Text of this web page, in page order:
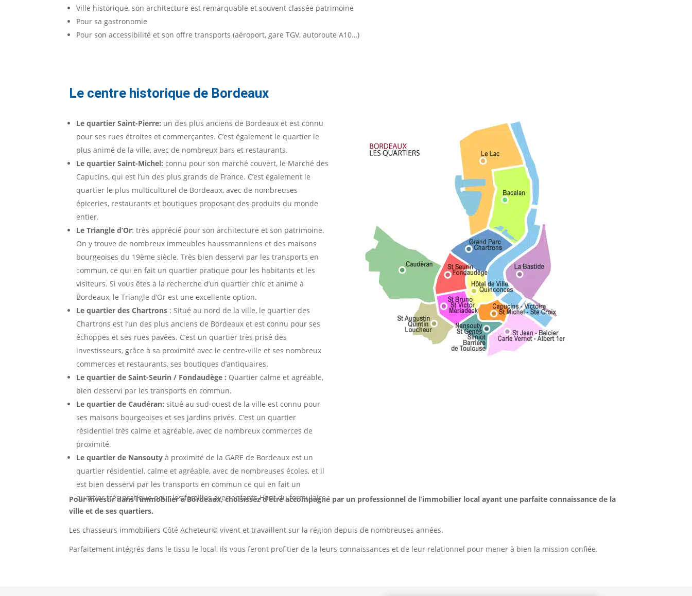
Ville historique, son architecture est remarquable et souvent classée patrimoine
Pour sa gastronomie
Pour son accessibilité et son offre transports (aéroport, gare TGV, autoroute A10…)
Le centre historique de Bordeaux
Le quartier Saint-Pierre: un des plus anciens de Bordeaux et est connu
pour ses rues étroites et commerçantes. C’est également le quartier le
plus animé de la ville, avec de nombreux bars et restaurants.
Le quartier Saint-Michel:connu pour son marché couvert, le Marché des
Capucins, qui est l’un des plus grands de France. C’est également le
quartier le plus multiculturel de Bordeaux, avec de nombreuses
épiceries, restaurants et boutiques proposant des produits du monde
entier.
Le Triangle d’Or: très apprécié pour son architecture et son patrimoine.
On y trouve de nombreux immeubles haussmanniens et des maisons
bourgeoises du 19ème siècle. Très bien desservi par les transports en
commun, ce qui en fait un quartier pratique pour les habitants et les
visiteurs. Si vous êtes à la recherche d’un quartier chic et animé à
Bordeaux, le Triangle d’Or est une excellente option.
Le quartier des Chartrons : Situé au nord de la ville, le quartier des
Chartrons est l’un des plus anciens de Bordeaux et est connu pour ses
échoppes et ses rues pavées. C’est un quartier très prisé des
investisseurs, grâce à sa proximité avec le centre-ville et ses nombreux
commerces et restaurants, ses boutiques d’antiquaires.
Le quartier de Saint-Seurin / Fondaudège : Quartier calme et agréable,
bien desservi par les transports en commun.
Le quartier de Caudéran:situé au sud-ouest de la ville est connu pour
ses maisons bourgeoises et ses jardins privés. C’est un quartier
résidentiel très calme et agréable, avec de nombreux commerces de
proximité.
Le quartier de Nansouty à proximité de la GARE de Bordeaux est un
quartier résidentiel, calme et agréable, avec de nombreuses écoles, et il
est bien desservi par les transports en commun ce qui en fait un
quartier très pratique pour les familles avec enfants.Haut du formulaire
Pour investir dans l’immobilier à Bordeaux, choisissez d’être accompagné par un professionnel de l’immobilier local ayant une parfaite connaissance de la
ville et de ses quartiers.
Les chasseurs immobiliers Côté Acheteur© vivent et travaillent sur la région depuis de nombreuses années.
Parfaitement intégrés dans le tissu le local, ils vous feront profitier de la leurs connaissances et de leur relationnel pour mener à bien la mission confiée.